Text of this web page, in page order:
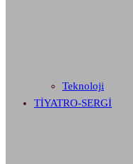
Teknoloji
TİYATRO-SERGİ